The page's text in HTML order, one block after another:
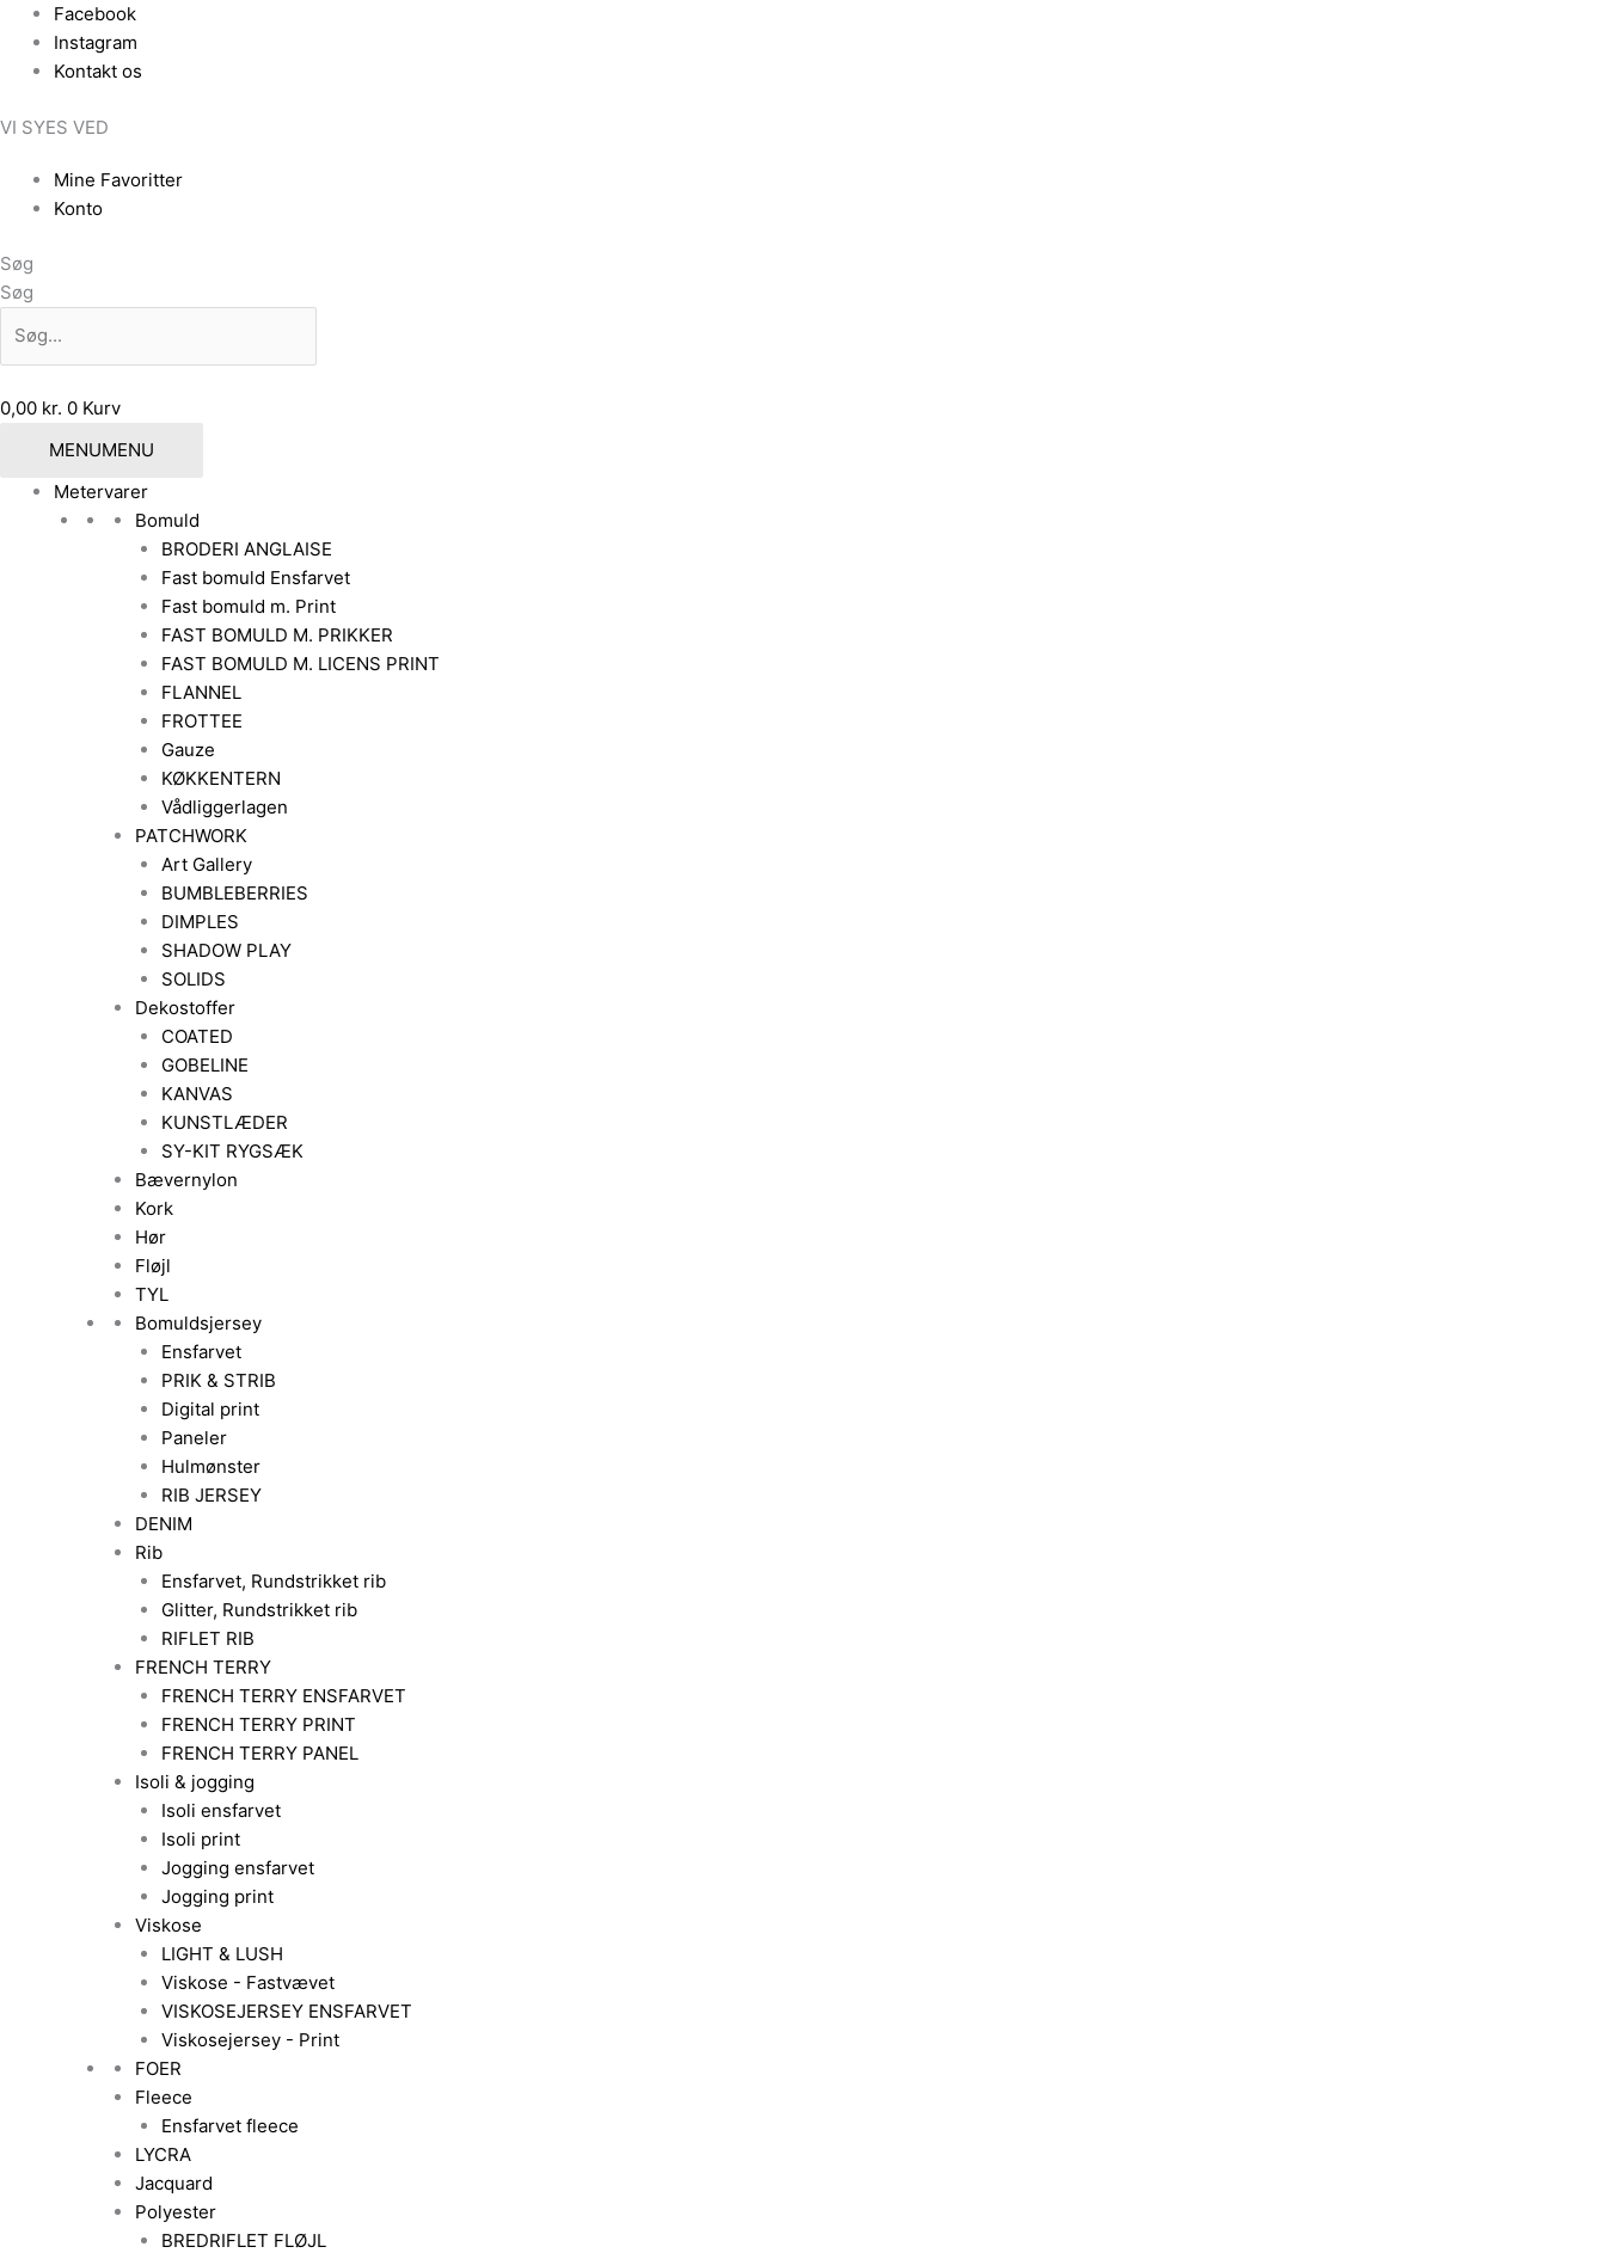
indholdet
Facebook
Instagram
Kontakt os
VI SYES VED
Mine Favoritter
Konto
Søg
Søg
0,00 kr. 0 Kurv
MENUMENU
Metervarer
Bomuld
BRODERI ANGLAISE
Fast bomuld Ensfarvet
Fast bomuld m. Print
FAST BOMULD M. PRIKKER
FAST BOMULD M. LICENS PRINT
FLANNEL
FROTTEE
Gauze
KØKKENTERN
Vådliggerlagen
PATCHWORK
Art Gallery
BUMBLEBERRIES
DIMPLES
SHADOW PLAY
SOLIDS
Dekostoffer
COATED
GOBELINE
KANVAS
KUNSTLÆDER
SY-KIT RYGSÆK
Bævernylon
Kork
Hør
Fløjl
TYL
Bomuldsjersey
Ensfarvet
PRIK & STRIB
Digital print
Paneler
Hulmønster
RIB JERSEY
DENIM
Rib
Ensfarvet, Rundstrikket rib
Glitter, Rundstrikket rib
RIFLET RIB
FRENCH TERRY
FRENCH TERRY ENSFARVET
FRENCH TERRY PRINT
FRENCH TERRY PANEL
Isoli & jogging
Isoli ensfarvet
Isoli print
Jogging ensfarvet
Jogging print
Viskose
LIGHT & LUSH
Viskose - Fastvævet
VISKOSEJERSEY ENSFARVET
Viskosejersey - Print
FOER
Fleece
Ensfarvet fleece
LYCRA
Jacquard
Polyester
BREDRIFLET FLØJL
Den
oprindelige
pris
145,00 kr..